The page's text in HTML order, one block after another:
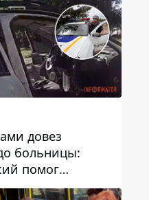
довез
больницы:
помог
после атаки